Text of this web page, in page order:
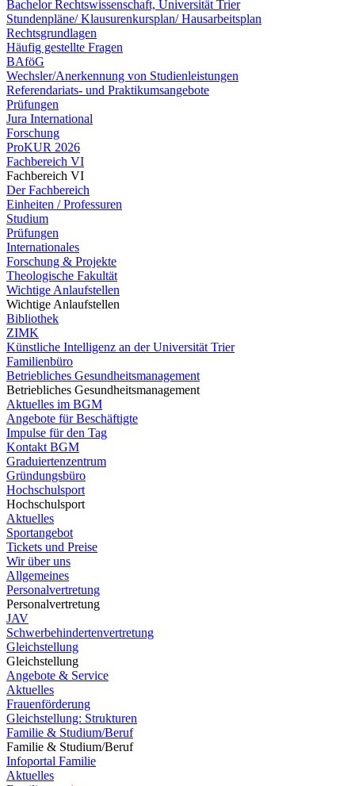
Bachelor Rechtswissenschaft, Universität Trier
Stundenpläne/ Klausurenkursplan/ Hausarbeitsplan
Rechtsgrundlagen
Häufig gestellte Fragen
BAföG
Wechsler/Anerkennung von Studienleistungen
Referendariats- und Praktikumsangebote
Prüfungen
Jura International
Forschung
ProKUR 2026
Fachbereich VI
Fachbereich VI
Der Fachbereich
Einheiten / Professuren
Studium
Prüfungen
Internationales
Forschung & Projekte
Theologische Fakultät
Wichtige Anlaufstellen
Wichtige Anlaufstellen
Bibliothek
ZIMK
Künstliche Intelligenz an der Universität Trier
Familienbüro
Betriebliches Gesundheitsmanagement
Betriebliches Gesundheitsmanagement
Aktuelles im BGM
Angebote für Beschäftigte
Impulse für den Tag
Kontakt BGM
Graduiertenzentrum
Gründungsbüro
Hochschulsport
Hochschulsport
Aktuelles
Sportangebot
Tickets und Preise
Wir über uns
Allgemeines
Personalvertretung
Personalvertretung
JAV
Schwerbehindertenvertretung
Gleichstellung
Gleichstellung
Angebote & Service
Aktuelles
Frauenförderung
Gleichstellung: Strukturen
Familie & Studium/Beruf
Familie & Studium/Beruf
Infoportal Familie
Aktuelles